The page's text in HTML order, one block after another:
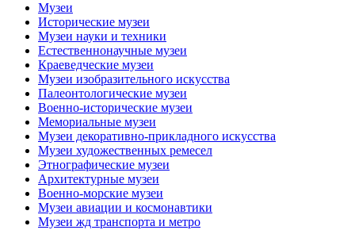
Музеи
Исторические музеи
Музеи науки и техники
Естественнонаучные музеи
Краеведческие музеи
Музеи изобразительного искусства
Палеонтологические музеи
Военно-исторические музеи
Мемориальные музеи
Музеи декоративно-прикладного искусства
Музеи художественных ремесел
Этнографические музеи
Архитектурные музеи
Военно-морские музеи
Музеи авиации и космонавтики
Музеи жд транспорта и метро